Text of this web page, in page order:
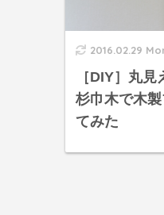
2016.02.29
［DIY］丸
杉巾木で木
てみた